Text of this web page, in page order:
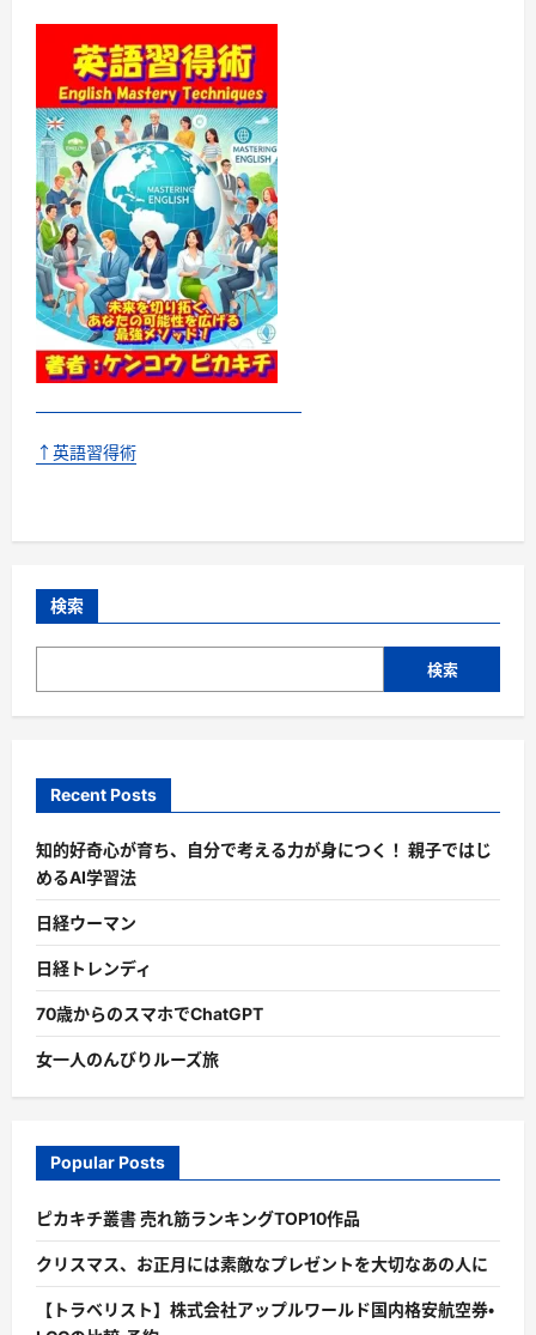
ら
読
む
↑英語習得術
検索
検索
Recent Posts
知的好奇心が育ち、自分で考える力が身につく！ 親子ではじ
めるAI学習法
日経ウーマン
日経トレンディ
70歳からのスマホでChatGPT
女一人のんびりルーズ旅
Popular Posts
ピカキチ叢書 売れ筋ランキングTOP10作品
クリスマス、お正月には素敵なプレゼントを大切なあの人に
【トラベリスト】株式会社アップルワールド国内格安航空券・